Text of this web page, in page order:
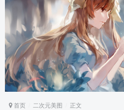
首页 二次元美图 正文